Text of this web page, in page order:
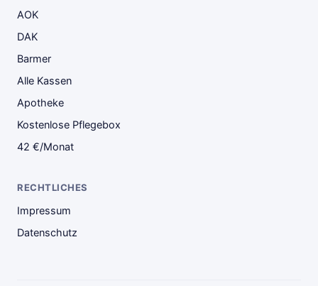
AOK
DAK
Barmer
Alle Kassen
Apotheke
Kostenlose Pflegebox
42 €/Monat
RECHTLICHES
Impressum
Datenschutz